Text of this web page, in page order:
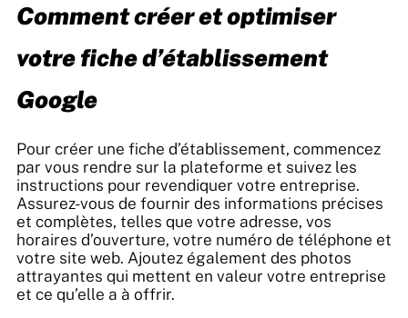
Comment créer et optimiser
votre fiche d’établissement
Google
Pour créer une fiche d’établissement, commencez
par vous rendre sur la plateforme et suivez les
instructions pour revendiquer votre entreprise.
Assurez-vous de fournir des informations précises
et complètes, telles que votre adresse, vos
horaires d’ouverture, votre numéro de téléphone et
votre site web. Ajoutez également des photos
attrayantes qui mettent en valeur votre entreprise
et ce qu’elle a à offrir.